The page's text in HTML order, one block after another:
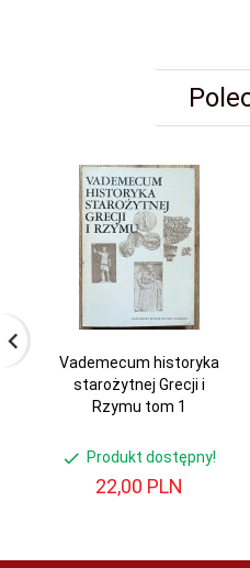
Vademecum historyka
starożytnej Grecji i
Rzymu tom 1
Produkt dostępny!
22,00 PLN